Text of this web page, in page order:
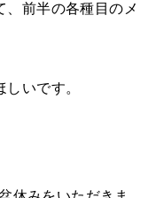
、前半の各種目のメ
いです。